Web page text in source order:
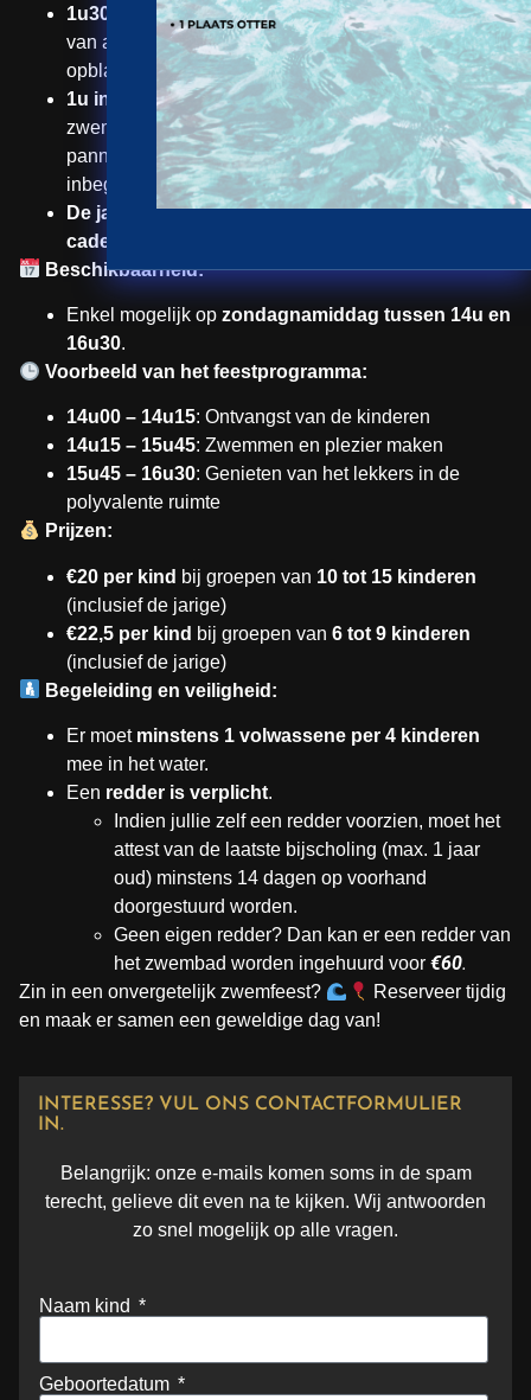
1u30 zwemplezierinclusief omkleden, met gebruik
van al het speelmateriaal en leuke
opblaasmatrassen.
1u in de polyvalente zaal, waar de kinderen na het
zwemmen kunnen genieten van 1 drankje, heerlijke
pannenkoeken of donuts en 1 zakje chips (dit alles is
inbegrepen in de prijs).
De jarige zwemt gratis en krijgt een klein
cadeautje!
Beschikbaarheid:
Enkel mogelijk op zondagnamiddag tussen 14u en
16u30.
Voorbeeld van het feestprogramma:
14u00 – 14u15: Ontvangst van de kinderen
14u15 – 15u45: Zwemmen en plezier maken
15u45 – 16u30: Genieten van het lekkers in de
polyvalente ruimte
Prijzen:
€20 per kind bij groepen van 10 tot 15 kinderen
(inclusief de jarige)
€22,5 per kind bij groepen van 6 tot 9 kinderen
(inclusief de jarige)
Begeleiding en veiligheid:
Er moet minstens 1 volwassene per 4 kinderen
mee in het water.
Een redder is verplicht.
Indien jullie zelf een redder voorzien, moet het
attest van de laatste bijscholing (max. 1 jaar
oud) minstens 14 dagen op voorhand
doorgestuurd worden.
Geen eigen redder? Dan kan er een redder van
het zwembad worden ingehuurd voor €60.
Zin in een onvergetelijk zwemfeest?
Reserveer tijdig
en maak er samen een geweldige dag van!
INTERESSE? VUL ONS CONTACTFORMULIER
IN.
Belangrijk: onze e-mails komen soms in de spam
terecht, gelieve dit even na te kijken. Wij antwoorden
zo snel mogelijk op alle vragen.
Naam kind
Geboortedatum